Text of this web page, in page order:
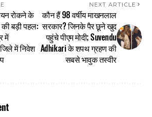
रोकने के
की बड़ी पहल:
में
जिले में निवेश
NEXT ARTICLE
कौन हैं 98 वर्षीय माखनलाल
सरकार? जिनके पैर छूने खुद
पहुंचे पीएम मोदी; Suvendu
Adhikari के शपथ ग्रहण की
सबसे भावुक तस्वीर